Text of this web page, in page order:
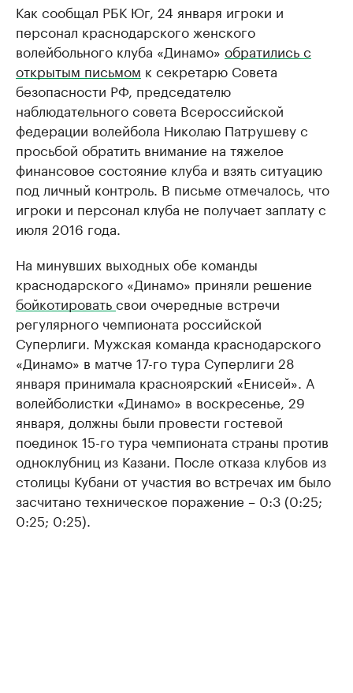
Как сообщал РБК Юг, 24 января игроки и
персонал краснодарского женского
волейбольного клуба «Динамо» обратились с
открытым письмом к секретарю Совета
безопасности РФ, председателю
наблюдательного совета Всероссийской
федерации волейбола Николаю Патрушеву с
просьбой обратить внимание на тяжелое
финансовое состояние клуба и взять ситуацию
под личный контроль. В письме отмечалось, что
игроки и персонал клуба не получает заплату с
июля 2016 года.
На минувших выходных обе команды
краснодарского «Динамо» приняли решение
бойкотироватьсвои очередные встречи
регулярного чемпионата российской
Суперлиги. Мужская команда краснодарского
«Динамо» в матче 17-го тура Суперлиги 28
января принимала красноярский «Енисей». А
волейболистки «Динамо» в воскресенье, 29
января, должны были провести гостевой
поединок 15-го тура чемпионата страны против
одноклубниц из Казани. После отказа клубов из
столицы Кубани от участия во встречах им было
засчитано техническое поражение – 0:3 (0:25;
0:25; 0:25).